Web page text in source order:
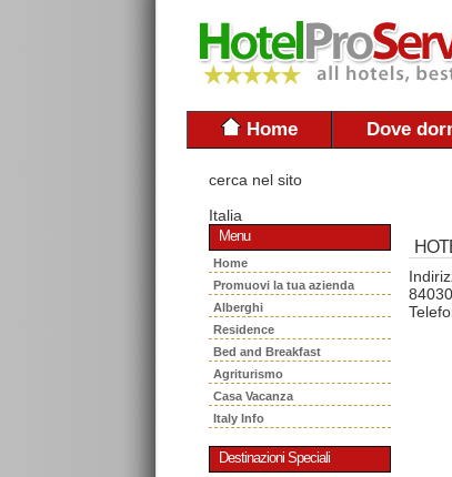
Home Dove
cerca nel sito
Italia
Menu
Home
Promuovi la tua azienda
Alberghi
Residence
Bed and Breakfast
Agriturismo
Casa Vacanza
Italy Info
Destinazioni Speciali